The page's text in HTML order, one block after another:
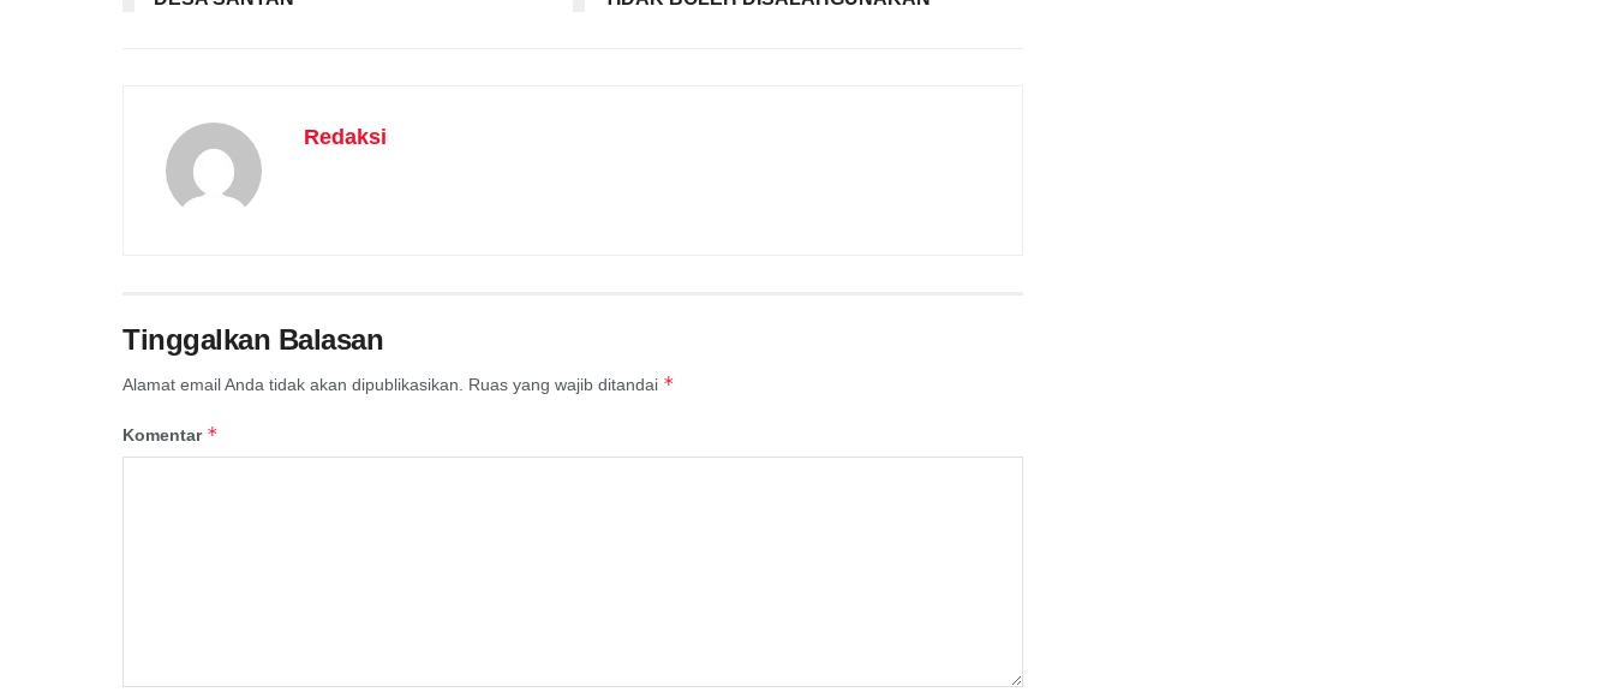
Redaksi
Tinggalkan Balasan
Alamat email Anda tidak akan dipublikasikan. Ruas yang wajib ditandai *
Komentar *